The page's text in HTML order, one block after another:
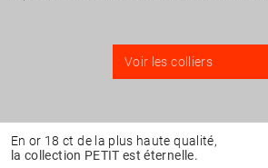
Voir les colliers
En or 18 ct de la plus haute qualité,
la collection PETIT est éternelle.